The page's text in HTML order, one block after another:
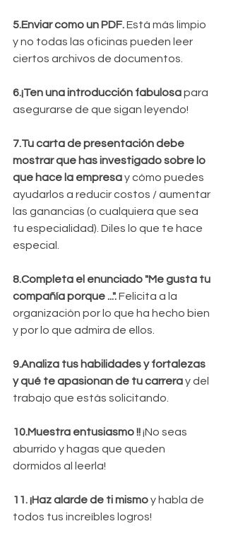
5.Enviar como un PDF. Está más limpio
y no todas las oficinas pueden leer
ciertos archivos de documentos.
6.¡Ten una introducción fabulosa para
asegurarse de que sigan leyendo!
7.Tu carta de presentación debe
mostrar que has investigado sobre lo
que hace la empresa y cómo puedes
ayudarlos a reducir costos / aumentar
las ganancias (o cualquiera que sea
tu especialidad). Diles lo que te hace
especial.
8.Completa el enunciado "Me gusta tu
compañía porque ...". Felicita a la
organización por lo que ha hecho bien
y por lo que admira de ellos.
9.Analiza tus habilidades y fortalezas
y qué te apasionan de tu carrera y del
trabajo que estás solicitando.
10.Muestra entusiasmo !! ¡No seas
aburrido y hagas que queden
dormidos al leerla!
11. ¡Haz alarde de ti mismo y habla de
todos tus increíbles logros!